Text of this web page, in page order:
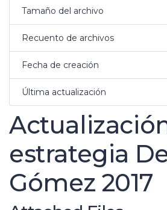
Tamaño del archivo
Recuento de archivos
Fecha de creación
Última actualización
estrategia
Gómez 2017